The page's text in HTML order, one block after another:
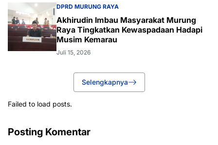
DPRD MURUNG RAYA
Akhirudin Imbau Masyarakat Murung
Raya Tingkatkan Kewaspadaan Hadapi
Musim Kemarau
Juli 15, 2026
Selengkapnya
Failed to load posts.
Posting Komentar